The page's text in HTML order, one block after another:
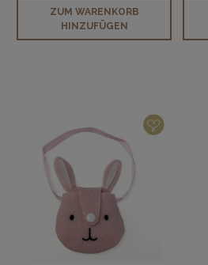
ZUM WARENKORB
HINZUFÜGEN